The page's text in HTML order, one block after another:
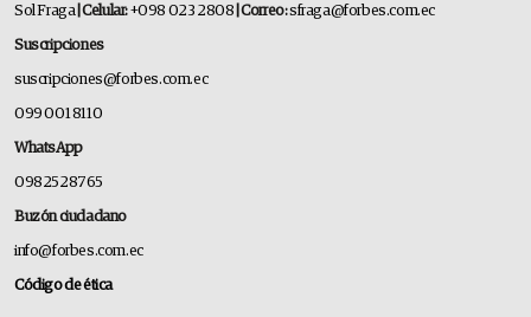
Sol Fraga| Celular:+098 023 2808 | Correo:sfraga@forbes.com.ec
Suscripciones
suscripciones@forbes.com.ec
099 001 8110
WhatsApp
0982528765
Buzón ciudadano
info@forbes.com.ec
Código de ética